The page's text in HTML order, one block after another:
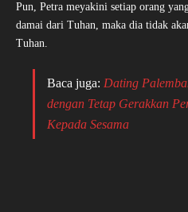
Pun, Petra meyakini setiap orang
damai dari Tuhan, maka dia tidak
Tuhan.
Baca juga: Dating
dengan Tetap Gerakkan
Kepada Sesama